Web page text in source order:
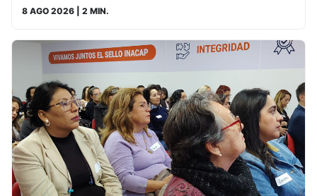
8 AGO 2026 | 2 MIN.